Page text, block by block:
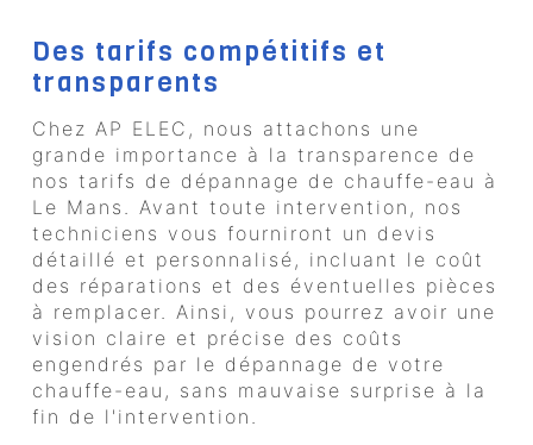
Des tarifs compétitifs et
transparents
Chez AP ELEC, nous attachons une
grande importance à la transparence de
nos tarifs de dépannage de chauffe-eau à
Le Mans. Avant toute intervention, nos
techniciens vous fourniront un devis
détaillé et personnalisé, incluant le coût
des réparations et des éventuelles pièces
à remplacer. Ainsi, vous pourrez avoir une
vision claire et précise des coûts
engendrés par le dépannage de votre
chauffe-eau, sans mauvaise surprise à la
fin de l'intervention.